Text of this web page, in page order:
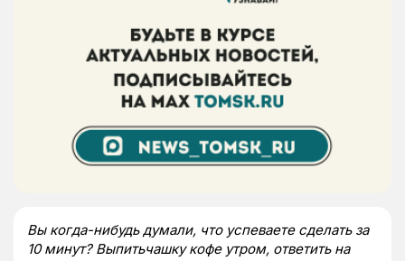
Вы когда-нибудь думали, что успеваете сделать за
10 минут? Выпитьчашку кофе утром, ответить на